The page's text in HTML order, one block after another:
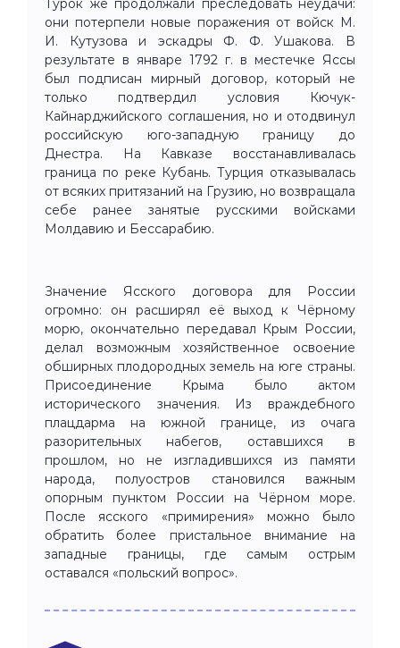
Турок же продолжали преследовать неудачи:
они потерпели новые поражения от войск М.
И. Кутузова и эскадры Ф. Ф. Ушакова. В
результате в январе 1792 г. в местечке Яссы
был подписан мирный договор, который не
только подтвердил условия Кючук-
Кайнарджийского соглашения, но и отодвинул
российскую юго-западную границу до
Днестра. На Кавказе восстанавливалась
граница по реке Кубань. Турция отказывалась
от всяких притязаний на Грузию, но возвращала
себе ранее занятые русскими войсками
Молдавию и Бессарабию.
Значение Ясского договора для России
огромно: он расширял её выход к Чёрному
морю, окончательно передавал Крым России,
делал возможным хозяйственное освоение
обширных плодородных земель на юге страны.
Присоединение Крыма было актом
исторического значения. Из враждебного
плацдарма на южной границе, из очага
разорительных набегов, оставшихся в
прошлом, но не изгладившихся из памяти
народа, полуостров становился важным
опорным пунктом России на Чёрном море.
После ясского «примирения» можно было
обратить более пристальное внимание на
западные границы, где самым острым
оставался «польский вопрос».